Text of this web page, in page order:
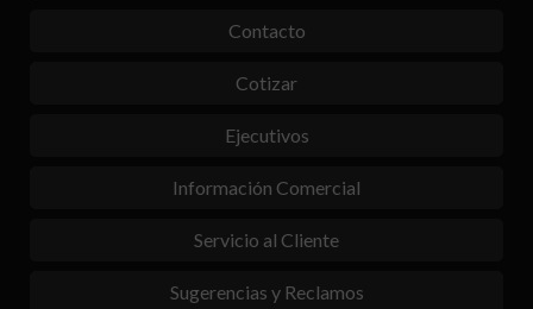
Contacto
Cotizar
Ejecutivos
Información Comercial
Servicio al Cliente
Sugerencias y Reclamos